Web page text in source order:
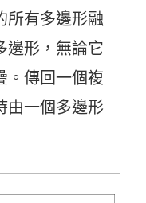
所有多邊形融
邊形，無論它
。傳回一個複
由一個多邊形